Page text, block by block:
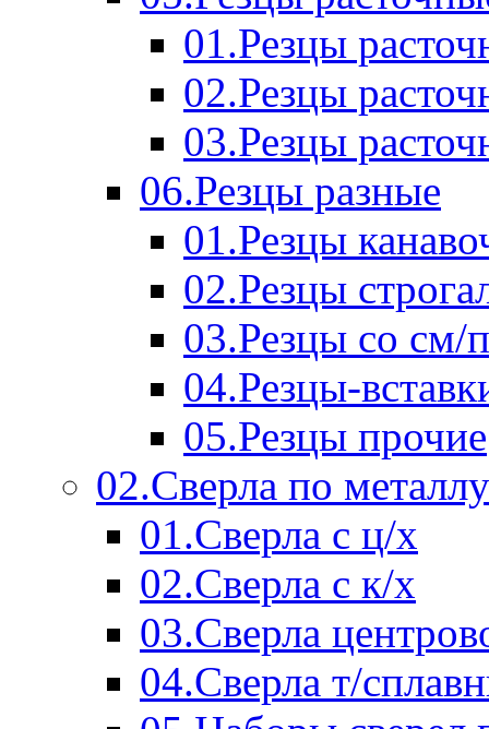
01.Резцы
02.Резцы
03.Резцы
06.Резцы разные
01.Резцы
02.Резцы
03.Резцы со см/
04.Резцы-
05.Резцы прочие
02.Сверла по металлу
01.Сверла с ц/х
02.Сверла с к/х
03.Сверла
04.Сверла т/